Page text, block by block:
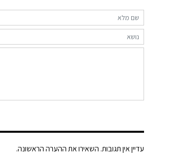
עדיין אין תגובות. השאירו את ההערה הראשונה.